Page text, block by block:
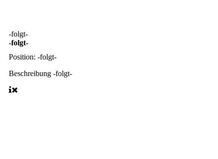
-folgt-
-folgt-
Position: -folgt-
Beschreibung -folgt-